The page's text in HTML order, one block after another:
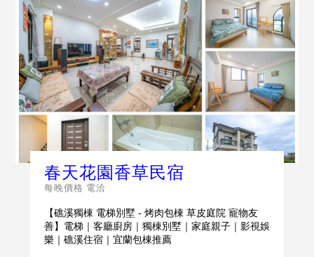
春天花園香草民宿
每晚價格 電洽
【礁溪獨棟 電梯別墅 - 烤肉包棟 草皮庭院 寵物友
善】電梯｜客廳廚房｜獨棟別墅｜家庭親子｜影視娛
樂｜礁溪住宿｜宜蘭包棟推薦